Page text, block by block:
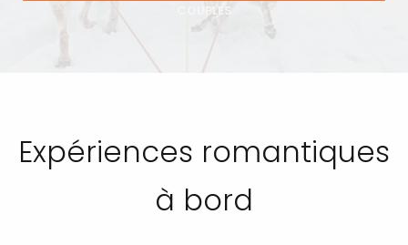
COUPLES
Expériences romantiques
à bord